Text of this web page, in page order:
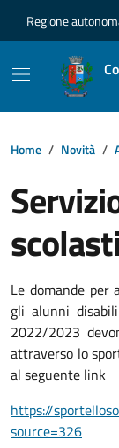
Regione
Home Novità
Dettagli
Le domande per
gli alunni
2022/2023
attraverso lo
al seguente link
https://
source=326